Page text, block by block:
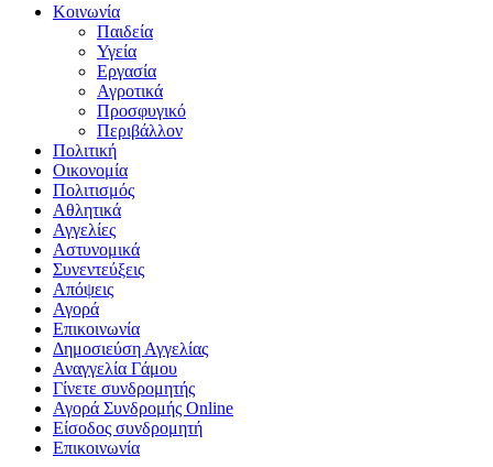
Κοινωνία
Παιδεία
Υγεία
Εργασία
Αγροτικά
Προσφυγικό
Περιβάλλον
Πολιτική
Οικονομία
Πολιτισμός
Αθλητικά
Αγγελίες
Αστυνομικά
Συνεντεύξεις
Απόψεις
Αγορά
Επικοινωνία
Δημοσιεύση Αγγελίας
Αναγγελία Γάμου
Γίνετε συνδρομητής
Αγορά Συνδρομής Online
Είσοδος συνδρομητή
Επικοινωνία